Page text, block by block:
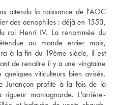
attendu la naissance de l'AOC
des oenophiles : déjà en 1553,
roi Henri IV. La renommée du
au monde entier mais,
à la fin du 19ème siècle, il est
de renaître il y a une vingtaine
viticulteurs bien avisés.
Jurançon profite à la fois de la
montagnarde. L'arrière-